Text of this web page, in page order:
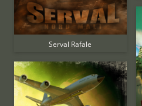
Serval Rafale